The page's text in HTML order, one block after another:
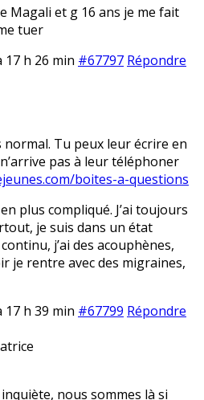
Magali et g 16 ans je me fait
tuer
17 h 26 min #67797 Répondre
normal. Tu peux leur écrire en
pas à leur téléphoner
boites-a-questions
plus compliqué. J’ai toujours
je suis dans un état
j’ai des acouphènes,
je rentre avec des migraines,
17 h 39 min #67799 Répondre
nous sommes là si